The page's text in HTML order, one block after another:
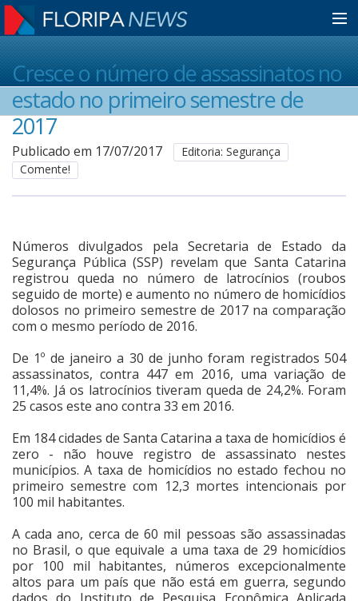
Home
Notícias
Colunistas
Guia de Serviços
Anuncie
Cinema
Agenda Cultural
Anuncie
Fale Conosco
Cresce o número de assassinatos no
estado no primeiro semestre de
2017
Publicado em 17/07/2017
Editoria: Segurança
Comente!
Números divulgados pela Secretaria de Estado da
Segurança Pública (SSP) revelam que Santa Catarina
registrou queda no número de latrocínios (roubos
seguido de morte) e aumento no número de homicídios
dolosos no primeiro semestre de 2017 na comparação
com o mesmo período de 2016.
De 1º de janeiro a 30 de junho foram registrados 504
assassinatos, contra 447 em 2016, uma variação de
11,4%. Já os latrocínios tiveram queda de 24,2%. Foram
25 casos este ano contra 33 em 2016.
Em 184 cidades de Santa Catarina a taxa de homicídios é
zero - não houve registro de assassinato nestes
municípios. A taxa de homicídios no estado fechou no
primeiro semestre com 12,3 mortes intencionais por
100 mil habitantes.
A cada ano, cerca de 60 mil pessoas são assassinadas
no Brasil, o que equivale a uma taxa de 29 homicídios
por 100 mil habitantes, números excepcionalmente
altos para um país que não está em guerra, segundo